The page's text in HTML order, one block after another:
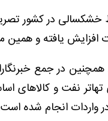
خشکسالی در کشور
افزایش یافته و
در جمع
نفت و کالاهای
واردات انجام شده